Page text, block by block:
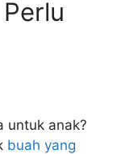
untuk anak?
buah yang